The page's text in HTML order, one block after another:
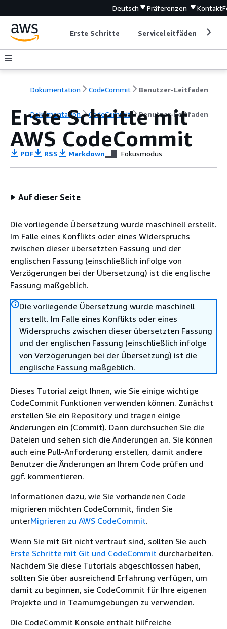
Deutsch Präferenzen Kontakt
Erste Schritte Serviceleitfäden
Dokumentation CodeCommit Benutzer-Leitfaden
Dokumentation CodeCommit Benutzer-Leitfaden
Erste Schritte mit
AWS CodeCommit
PDF RSS Markdown Fokusmodus
Auf dieser Seite
Die vorliegende Übersetzung wurde maschinell erstellt.
Im Falle eines Konflikts oder eines Widerspruchs
zwischen dieser übersetzten Fassung und der
englischen Fassung (einschließlich infolge von
Verzögerungen bei der Übersetzung) ist die englische
Fassung maßgeblich.
Die vorliegende Übersetzung wurde maschinell
erstellt. Im Falle eines Konflikts oder eines
Widerspruchs zwischen dieser übersetzten Fassung
und der englischen Fassung (einschließlich infolge
von Verzögerungen bei der Übersetzung) ist die
englische Fassung maßgeblich.
Dieses Tutorial zeigt Ihnen, wie Sie einige wichtige
CodeCommit Funktionen verwenden können. Zunächst
erstellen Sie ein Repository und tragen einige
Änderungen ein (Commit). Dann durchsuchen Sie die
Dateien und sehen sich die Änderungen an. Sie können
auch eine Pull-Anforderung erstellen, damit andere
Benutzer die Änderungen an Ihrem Code prüfen und
ggf. kommentieren.
Informationen dazu, wie Sie vorhandenen Code
migrieren möchten CodeCommit, finden Sie
unterMigrieren zu AWS CodeCommit.
Wenn Sie mit Git nicht vertraut sind, sollten Sie auch
Erste Schritte mit Git und CodeCommit durcharbeiten.
Nachdem Sie diese Tutorials abgeschlossen haben,
sollten Sie über ausreichend Erfahrung verfügen, um
damit zu beginnen, sie CodeCommit für Ihre eigenen
Projekte und in Teamumgebungen zu verwenden.
Die CodeCommit Konsole enthält hilfreiche